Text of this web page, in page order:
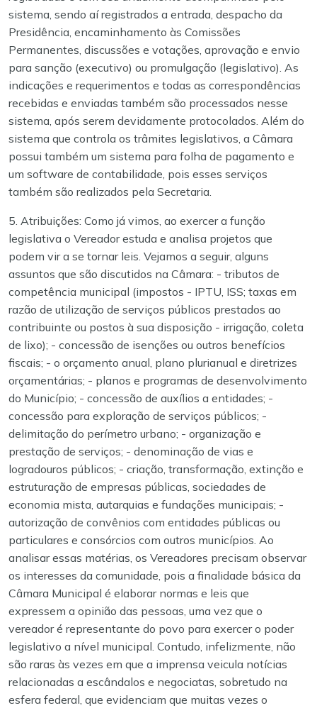
sistema, sendo aí registrados a entrada, despacho da
Presidência, encaminhamento às Comissões
Permanentes, discussões e votações, aprovação e envio
para sanção (executivo) ou promulgação (legislativo). As
indicações e requerimentos e todas as correspondências
recebidas e enviadas também são processados nesse
sistema, após serem devidamente protocolados. Além do
sistema que controla os trâmites legislativos, a Câmara
possui também um sistema para folha de pagamento e
um software de contabilidade, pois esses serviços
também são realizados pela Secretaria.
5. Atribuições: Como já vimos, ao exercer a função
legislativa o Vereador estuda e analisa projetos que
podem vir a se tornar leis. Vejamos a seguir, alguns
assuntos que são discutidos na Câmara: - tributos de
competência municipal (impostos - IPTU, ISS; taxas em
razão de utilização de serviços públicos prestados ao
contribuinte ou postos à sua disposição - irrigação, coleta
de lixo); - concessão de isenções ou outros benefícios
fiscais; - o orçamento anual, plano plurianual e diretrizes
orçamentárias; - planos e programas de desenvolvimento
do Município; - concessão de auxílios a entidades; -
concessão para exploração de serviços públicos; -
delimitação do perímetro urbano; - organização e
prestação de serviços; - denominação de vias e
logradouros públicos; - criação, transformação, extinção e
estruturação de empresas públicas, sociedades de
economia mista, autarquias e fundações municipais; -
autorização de convênios com entidades públicas ou
particulares e consórcios com outros municípios. Ao
analisar essas matérias, os Vereadores precisam observar
os interesses da comunidade, pois a finalidade básica da
Câmara Municipal é elaborar normas e leis que
expressem a opinião das pessoas, uma vez que o
vereador é representante do povo para exercer o poder
legislativo a nível municipal. Contudo, infelizmente, não
são raras às vezes em que a imprensa veicula notícias
relacionadas a escândalos e negociatas, sobretudo na
esfera federal, que evidenciam que muitas vezes o